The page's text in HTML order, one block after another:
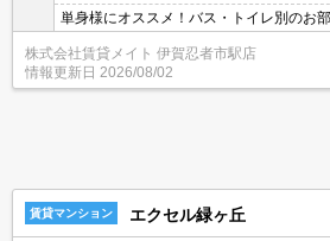
単身様にオススメ！バス・トイレ別のお
付きでお一人暮らしの防犯対策をサポー
れる都市ガスのお部屋です！
株式会社賃貸メイト 伊賀忍者市駅店
情報更新日 2026/08/02
賃貸マンション エクセル緑ヶ丘